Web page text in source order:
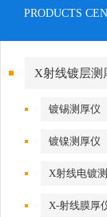
PRODUCTS
X射线镀层测
镀锡测厚仪
镀镍测厚仪
X射线电镀
X-射线膜厚